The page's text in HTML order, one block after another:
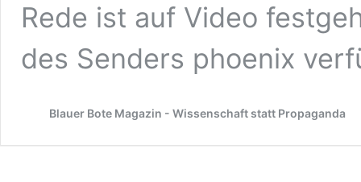
Rede ist auf Video
des Senders phoenix
Blauer Bote Magazin - Wissenschaft statt Propaganda